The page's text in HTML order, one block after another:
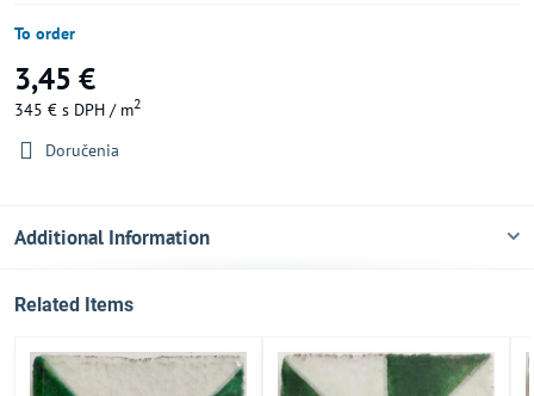
To order
3,45 €
345 € s DPH / m2
Doručenia
Additional Information
Related Items